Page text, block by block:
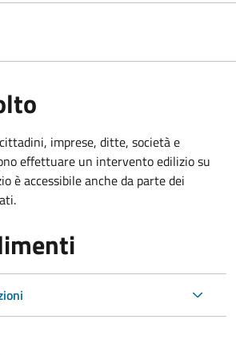
imprese, ditte, società e
effettuare un intervento edilizio su
è accessibile anche da parte dei